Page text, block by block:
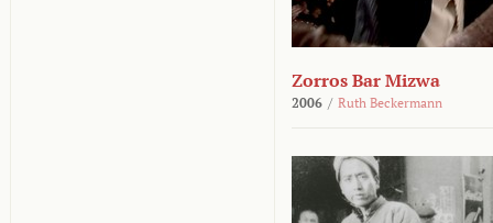
Zorros Bar Mizwa
2006 / Ruth Beckermann